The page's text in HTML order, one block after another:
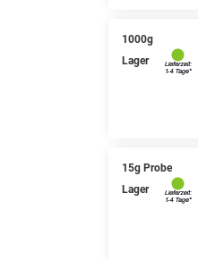
1000g
Lager
15g Probe
Lager